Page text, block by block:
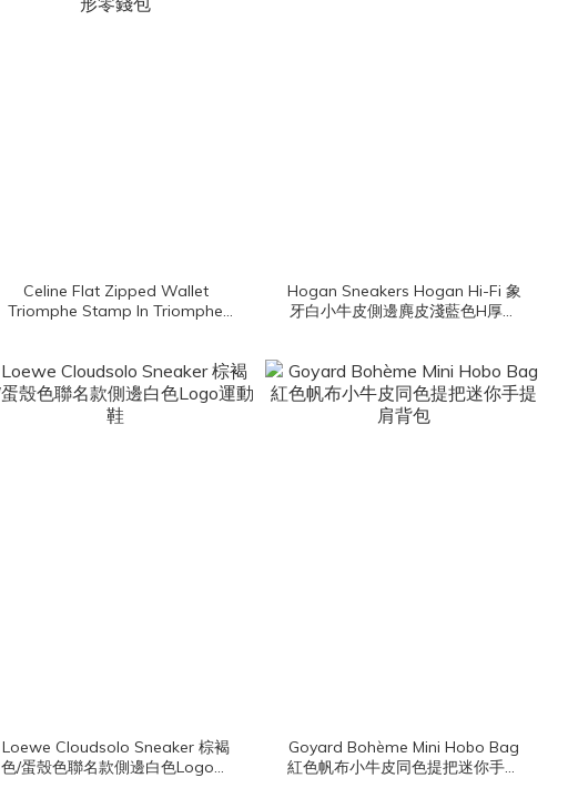
Celine Flat Zipped Wallet
Triomphe Stamp In Triomphe
形零錢包
Hogan Sneakers Hogan Hi-Fi 象
牙白小牛皮側邊麂皮淺藍色H厚底
Loewe Cloudsolo Sneaker 棕褐
色/蛋殼色聯名款側邊白色Logo運
Goyard Bohème Mini Hobo Bag
紅色帆布小牛皮同色提把迷你手提